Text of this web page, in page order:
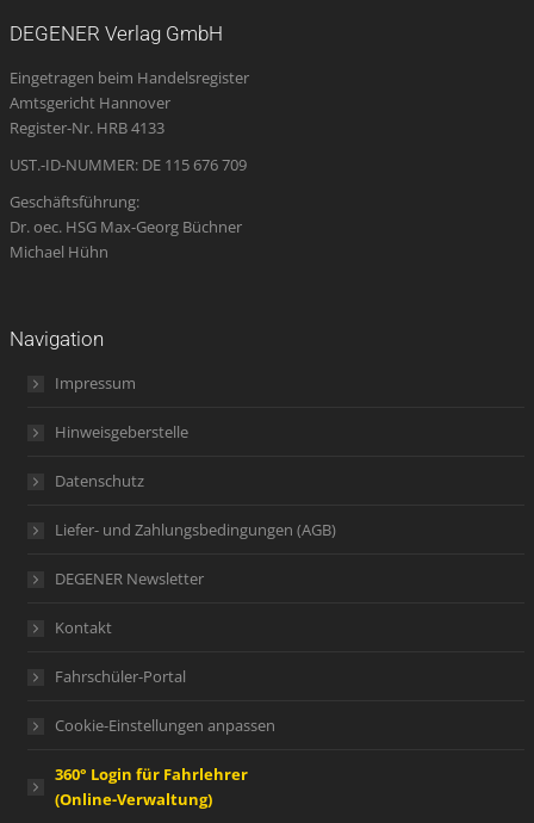
new
window
new
window
new
window
opens
in
new
new
DEGENER Verlag GmbH
Eingetragen beim Handelsregister
Amtsgericht Hannover
Register-Nr. HRB 4133
UST.-ID-NUMMER: DE 115 676 709
Geschäftsführung:
Dr. oec. HSG Max-Georg Büchner
Michael Hühn
Navigation
Impressum
Hinweisgeberstelle
Datenschutz
Liefer- und Zahlungsbedingungen (AGB)
DEGENER Newsletter
Kontakt
Fahrschüler-Portal
Cookie-Einstellungen anpassen
360° Login für Fahrlehrer
(Online-Verwaltung)